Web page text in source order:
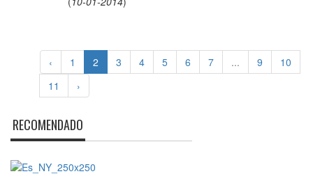
‹ 1 2 3 4 5 6 7 ... 9
10
11
›
RECOMENDADO